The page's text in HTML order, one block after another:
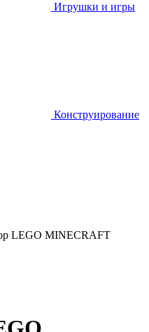
Игрушки и игры
Конструирование
LEGO MINECRAFT